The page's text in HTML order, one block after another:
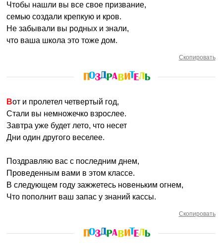
Чтобы нашли вы все свое призвание,
семью создали крепкую и кров.
Не забывали вы родных и знали,
что ваша школа это тоже дом.
Скопировать
Вот и пролетел четвертый год,
Стали вы немножечко взрослее.
Завтра уже будет лето, что несет
Дни один другого веселее.
Поздравляю вас с последним днем,
Проведенным вами в этом классе.
В следующем году зажжетесь новеньким огнем,
Что пополнит ваш запас у знаний кассы.
Скопировать